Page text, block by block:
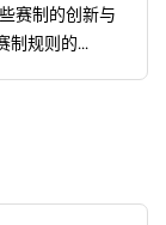
赛制的创新与
制规则的...